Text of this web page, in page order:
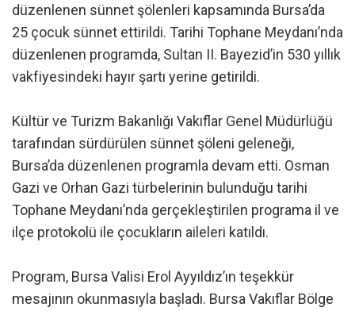
düzenlenen sünnet şölenleri kapsamında Bursa’da
25 çocuk sünnet ettirildi. Tarihi Tophane Meydanı’nda
düzenlenen programda, Sultan II. Bayezid’in 530 yıllık
vakfiyesindeki hayır şartı yerine getirildi.
Kültür ve Turizm Bakanlığı Vakıflar Genel Müdürlüğü
tarafından sürdürülen sünnet şöleni geleneği,
Bursa’da düzenlenen programla devam etti. Osman
Gazi ve Orhan Gazi türbelerinin bulunduğu tarihi
Tophane Meydanı’nda gerçekleştirilen programa il ve
ilçe protokolü ile çocukların aileleri katıldı.
Program, Bursa Valisi Erol Ayyıldız’ın teşekkür
mesajının okunmasıyla başladı. Bursa Vakıflar Bölge